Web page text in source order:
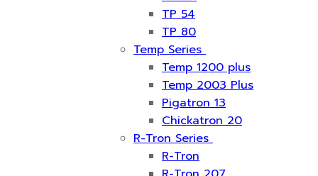
TP 54
TP 80
Temp Series
Temp 1200 plus
Temp 2003 Plus
Pigatron 13
Chickatron 20
R-Tron Series
R-Tron